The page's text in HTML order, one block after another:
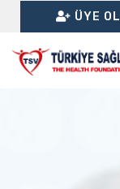
ÜYE OL